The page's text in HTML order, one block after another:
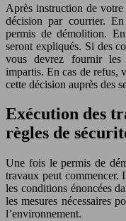
Après instruction de
décision par courrier.
permis de démolition.
seront expliqués. Si des
vous devrez fournir les
impartis. En cas de refus,
cette décision auprès des
Exécution des
règles de
Une fois le permis de
travaux peut commencer.
les conditions énoncées
les mesures nécessaires
l’environnement.